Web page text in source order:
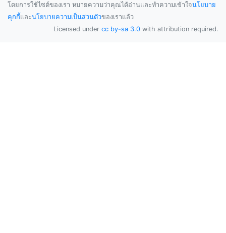
โดยการใช้ไซต์ของเรา หมายความว่าคุณได้อ่านและทำความเข้าใจนโยบาย
คุกกี้และนโยบายความเป็นส่วนตัวของเราแล้ว
Licensed under cc by-sa 3.0 with attribution required.